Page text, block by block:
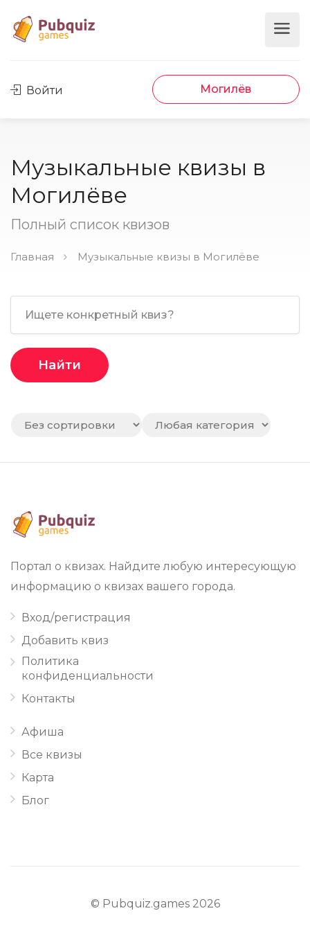
Войти Могилёв
Музыкальные квизы в
Могилёве
Полный список квизов
Главная Музыкальные квизы в Могилёве
Найти
Портал о квизах. Найдите любую интересующую
информацию о квизах вашего города.
Вход/регистрация
Добавить квиз
Политика
конфиденциальности
Контакты
Афиша
Все квизы
Карта
Блог
© Pubquiz.games 2026